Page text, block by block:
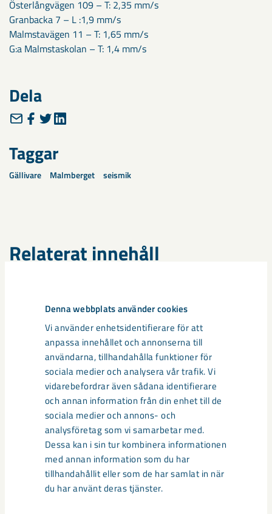
Denna webbplats använder cookies
Vi använder enhetsidentifierare för att
anpassa innehållet och annonserna till
användarna, tillhandahålla funktioner för
sociala medier och analysera vår trafik. Vi
vidarebefordrar även sådana identifierare
och annan information från din enhet till de
sociala medier och annons- och
analysföretag som vi samarbetar med.
Dessa kan i sin tur kombinera informationen
med annan information som du har
tillhandahållit eller som de har samlat in när
du har använt deras tjänster.
Österlångvägen 109 – T: 2,35 mm/s
Granbacka 7 – L :1,9 mm/s
Malmstavägen 11 – T: 1,65 mm/s
G:a Malmstaskolan – T: 1,4 mm/s
Dela
Taggar
Gällivare Malmberget seismik
Relaterat innehåll
Så kan humanoida robotar öka
säkerheten i framtidens gruva